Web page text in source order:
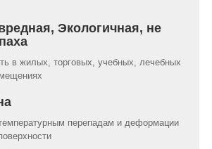
Экологичная, не
в жилых, торговых, учебных, лечебных
перепадам и деформации